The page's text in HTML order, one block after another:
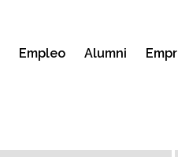
Empleo Alumni